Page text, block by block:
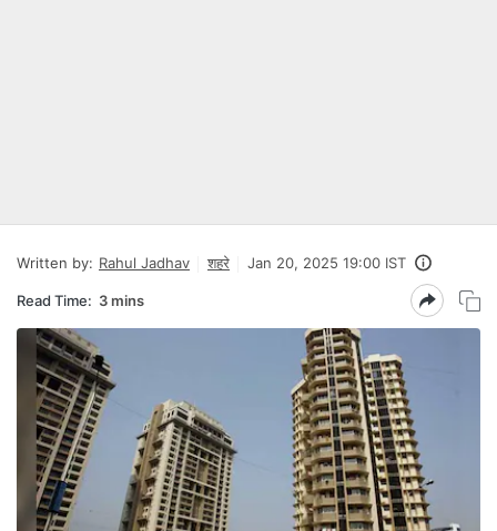
Written by: Rahul Jadhav शहरे Jan 20, 2025 19:00 IST
Read Time: 3 mins